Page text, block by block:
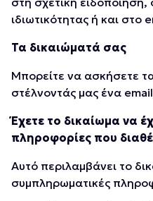
ιδιωτικότητας ή και στο
Τα δικαιώματά σας
Μπορείτε να ασκήσετε
στέλνοντάς μας ένα
Έχετε το δικαίωμα να
πληροφορίες που
Αυτό περιλαμβάνει το
συμπληρωματικές